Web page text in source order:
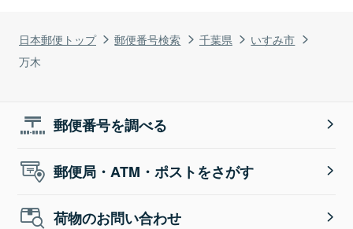
日本郵便トップ 郵便番号検索 千葉県
いすみ市
万木
郵便番号を調べる
郵便局・ATM・ポストをさがす
荷物のお問い合わせ